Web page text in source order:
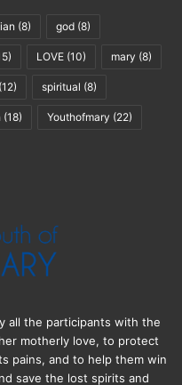
(8) god (8)
LOVE (10) mary (8)
(12) spiritual (8)
(18) Youthofmary (22)
all the participants with the
motherly love, to protect
pains, and to help them win
save the lost spirits and